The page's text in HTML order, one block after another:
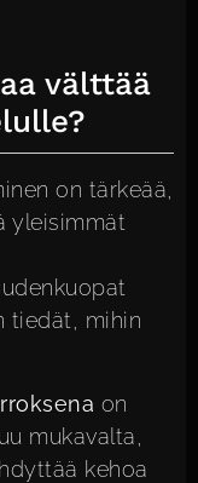
välttää
on tärkeää,
yleisimmät
tiedät, mihin
on
mukavalta,
kehoa